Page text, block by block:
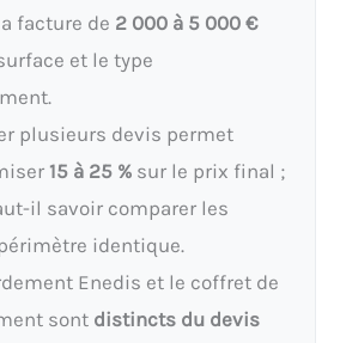
facture de 2 000 à 5 000 €
et le type
plusieurs devis permet
15 à 25 % sur le prix final ;
il savoir comparer les
identique.
Enedis et le coffret de
sont distincts du devis